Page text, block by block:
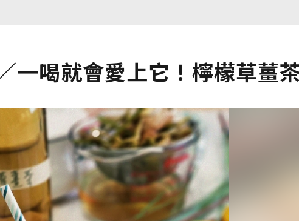
一喝就會愛上它！檸檬草薑